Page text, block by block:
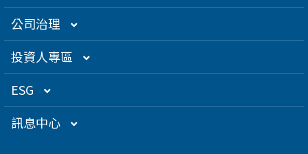
企業大世紀
創辦人理念
關係企業
得獎肯定
光通訊
精密電子
衛星應用
航海電子
公司治理
組織架構／經營團隊
董監事名單
功能性委員會
投資人專區
營運概況
營運目標
ESG
總覽
訊息中心